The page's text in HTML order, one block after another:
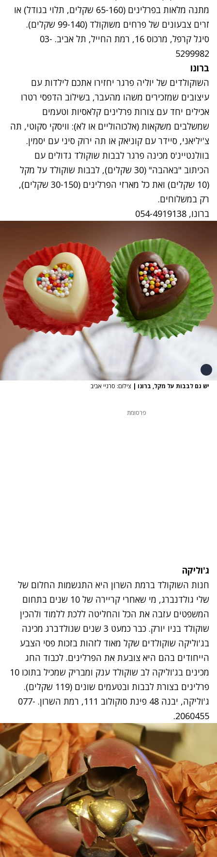
מתנה מלאות בפרלינים (65-160 שקלים, תלוי בגודל) או
זרים צבעונים של פרחים משוקולד (99-140 שקלים).
סיגל קרפל, מרכוס 16, רמת החייל, תל אביב. 03-
5299982
נסה שוב
ברונו
השוקולדים של יוליה פרגר יחזירו אתכם לילדות עם
עיצובים שמזכירים משהו מהעבר, בשילוב הדפסי רטרו
אכילים יחד עם צורות פרלינים קלאסיות וטעמים
שמשלבים משקאות (אלכוהוליים או לא): וויסקי סקוטי, תה
צ'יליאני, סיידר עם קוניאק או תה ירוק סיני עם יסמין.
בוולנטיינ'ס מכינה פרגר לבבות שוקולד גדולים עם
הכיתוב "באהבה" (30 שקלים), לבבות שוקולד על מקל
(10 שקלים) ואת כל מארזי הפרלינים (30-150 שקלים),
רק במשלוחים.
ברונו, 054-4919138
יש גם לבבות על מקל, ברונו | צילום: סרגיי אביב
פרסומת
ג'וליקה
חנות השוקולד ברמת השרון היא התגשמות החלום של
שלי גולדנברג, מי שאחרי קריירה של 10 שנים בתחום
המשפטים עזבה את הכל והחליטה ללכת ללמוד ולהכין
שוקולד בניו יורק. כבר כמעט 3 שנים שגולדברג מכינה
בג'וליקה שוקולדים שקל מאוד לזהות בזכות פסי הצבע
הייחודים בהם היא צובעת את הפרלינים. לכבוד החג
מכינים בג'וליקה לב שוקולד ענק ומבריק שמכיל בתוכו 10
פרלינים בצורת לבבות ובטעמים שונים (119 שקלים).
ג'וליקה, יבנה 48 פינת סוקולוב 111, רמת השרון. 077-
2060455.